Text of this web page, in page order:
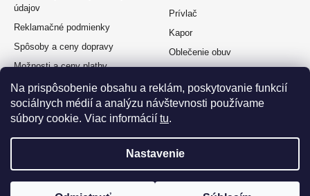
Na prispôsobenie obsahu a reklám, poskytovanie funkcií
sociálnych médií a analýzu návštevnosti používame
súbory cookie. Viac informácií tu.
Nastavenie
údajov
Reklamačné podmienky
Spôsoby a ceny dopravy
Možnosti a ceny platby
Splátkový predaj
Odstúpenie od zmluvy
Prívlač
Kapor
Oblečenie obuv
Muškárina
Vytvoril Shoptet Premium